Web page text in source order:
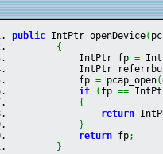
public IntPtr openDevice(
{
IntPtr fp =
IntPtr
fp = pcap_open(
if
( fp ==
{
return
}
return fp;
}